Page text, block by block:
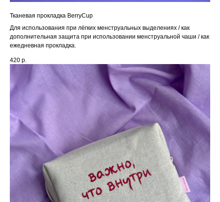
Тканевая прокладка BerryCup
Для использования при лёгких менструальных выделениях / как
дополнительная защита при использовании менструальной чаши / как
ежедневная прокладка.
420 р.